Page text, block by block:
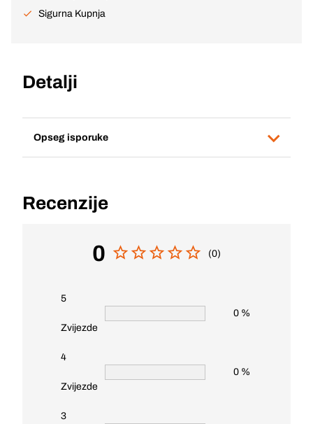
Sigurna Kupnja
Detalji
Opseg isporuke
Recenzije
0 (0)
5
Zvijezde
0 %
4
Zvijezde
0 %
3